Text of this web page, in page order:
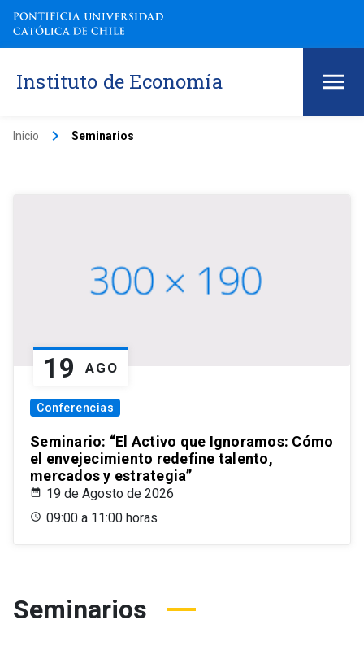
Instituto de Economía
Inicio keyboard_arrow_right Seminarios
19 AGO
Conferencias
Seminario: “El Activo que Ignoramos: Cómo
el envejecimiento redefine talento,
mercados y estrategia”
19 de Agosto de 2026
09:00 a 11:00 horas
Seminarios